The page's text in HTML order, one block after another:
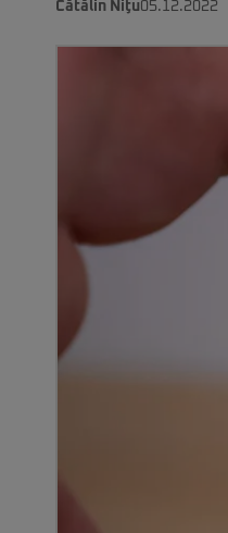
Cătălin Niţu05.12.2022